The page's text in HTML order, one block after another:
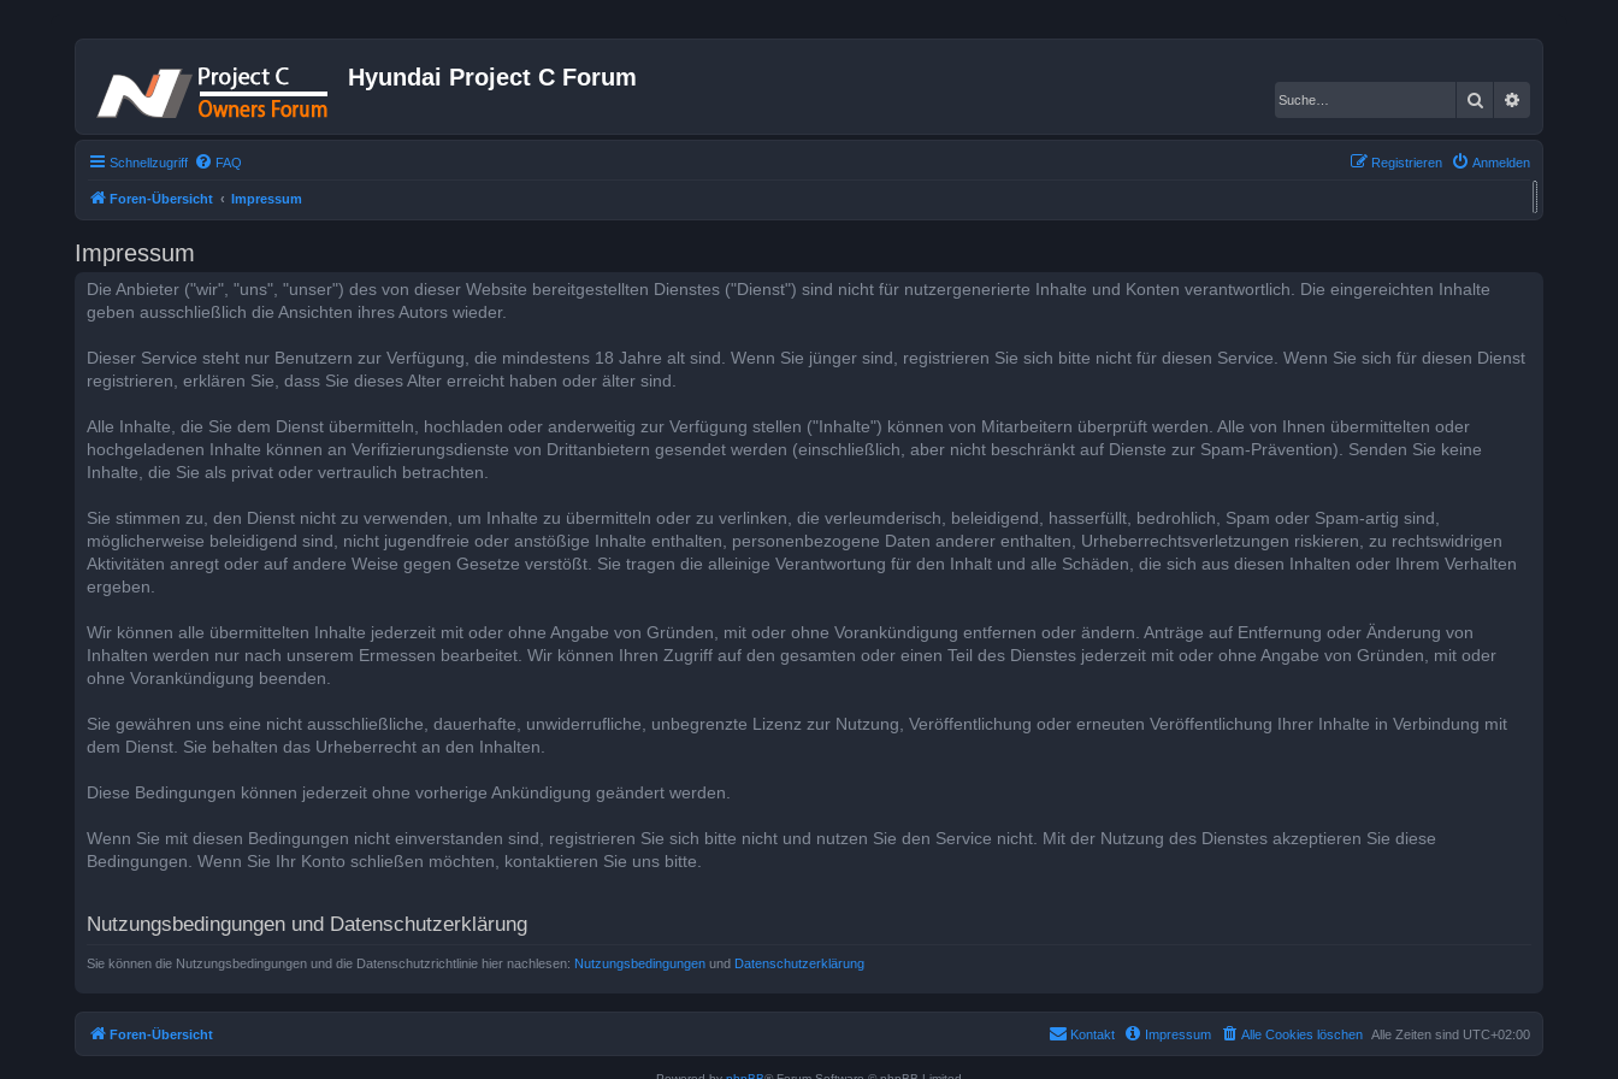
Hyundai Project C Forum
Suche
Schnellzugriff FAQ Anmelden
Registrieren
Foren-Übersicht Impressum
Impressum
Die Anbieter ("wir", "uns", "unser") des von dieser Website bereitgestellten Dienstes ("Dienst") sind nicht für nutzergenerierte Inhalte und Konten verantwortlich. Die eingereichten Inhalte
geben ausschließlich die Ansichten ihres Autors wieder.
Dieser Service steht nur Benutzern zur Verfügung, die mindestens 18 Jahre alt sind. Wenn Sie jünger sind, registrieren Sie sich bitte nicht für diesen Service. Wenn Sie sich für diesen Dienst
registrieren, erklären Sie, dass Sie dieses Alter erreicht haben oder älter sind.
Alle Inhalte, die Sie dem Dienst übermitteln, hochladen oder anderweitig zur Verfügung stellen ("Inhalte") können von Mitarbeitern überprüft werden. Alle von Ihnen übermittelten oder
hochgeladenen Inhalte können an Verifizierungsdienste von Drittanbietern gesendet werden (einschließlich, aber nicht beschränkt auf Dienste zur Spam-Prävention). Senden Sie keine
Inhalte, die Sie als privat oder vertraulich betrachten.
Sie stimmen zu, den Dienst nicht zu verwenden, um Inhalte zu übermitteln oder zu verlinken, die verleumderisch, beleidigend, hasserfüllt, bedrohlich, Spam oder Spam-artig sind,
möglicherweise beleidigend sind, nicht jugendfreie oder anstößige Inhalte enthalten, personenbezogene Daten anderer enthalten, Urheberrechtsverletzungen riskieren, zu rechtswidrigen
Aktivitäten anregt oder auf andere Weise gegen Gesetze verstößt. Sie tragen die alleinige Verantwortung für den Inhalt und alle Schäden, die sich aus diesen Inhalten oder Ihrem Verhalten
ergeben.
Wir können alle übermittelten Inhalte jederzeit mit oder ohne Angabe von Gründen, mit oder ohne Vorankündigung entfernen oder ändern. Anträge auf Entfernung oder Änderung von
Inhalten werden nur nach unserem Ermessen bearbeitet. Wir können Ihren Zugriff auf den gesamten oder einen Teil des Dienstes jederzeit mit oder ohne Angabe von Gründen, mit oder
ohne Vorankündigung beenden.
Sie gewähren uns eine nicht ausschließliche, dauerhafte, unwiderrufliche, unbegrenzte Lizenz zur Nutzung, Veröffentlichung oder erneuten Veröffentlichung Ihrer Inhalte in Verbindung mit
dem Dienst. Sie behalten das Urheberrecht an den Inhalten.
Diese Bedingungen können jederzeit ohne vorherige Ankündigung geändert werden.
Wenn Sie mit diesen Bedingungen nicht einverstanden sind, registrieren Sie sich bitte nicht und nutzen Sie den Service nicht. Mit der Nutzung des Dienstes akzeptieren Sie diese
Bedingungen. Wenn Sie Ihr Konto schließen möchten, kontaktieren Sie uns bitte.
Nutzungsbedingungen und Datenschutzerklärung
Sie können die Nutzungsbedingungen und die Datenschutzrichtlinie hier nachlesen: Nutzungsbedingungen und Datenschutzerklärung
Foren-Übersicht Alle Zeiten sind UTC+02:00
Alle Cookies löschen
Impressum
Kontakt